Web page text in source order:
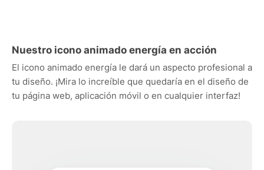
Nuestro icono animado energía en acción
El icono animado energía le dará un aspecto profesional a
tu diseño. ¡Mira lo increíble que quedaría en el diseño de
tu página web, aplicación móvil o en cualquier interfaz!